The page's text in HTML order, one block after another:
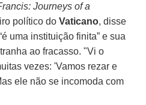
Journeys of a
político doVaticano, disse
uma instituição finita” e sua
ao fracasso. "Vi o
vezes: 'Vamos rezar e
ele não se incomoda com